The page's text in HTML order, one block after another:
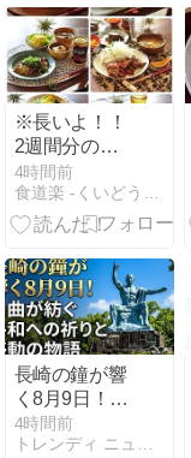
【ゆっくり解
説】
※長いよ！！
2週間分の我
が家の献立ま
とめ(作りおき
おかず、弁
ん、晩ごはん)
とランチ情報
も
4時間前
食道楽 -くいどうらく-
長崎の鐘が響
く8月9日！青
春の署名活動
と「長崎の
4時間前
トレンディ ニュース マガジン